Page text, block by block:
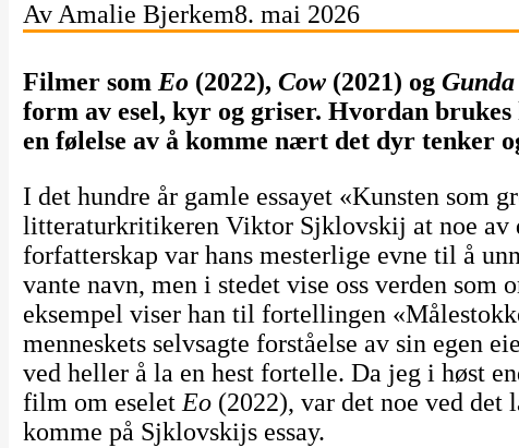
Av Amalie Bjerkem8. mai 2026
Filmer som Eo (2022), Cow (2021) og Gunda
form av esel, kyr og griser. Hvordan
en følelse av å komme nært det dyr tenker
I det hundre år gamle essayet «Kunsten som
litteraturkritikeren Viktor Sjklovskij at noe av
forfatterskap var hans mesterlige evne til å
vante navn, men i stedet vise oss verden som
eksempel viser han til fortellingen
menneskets selvsagte forståelse av sin egen
ved heller å la en hest fortelle. Da jeg i høst
film om eselet Eo(2022), var det noe ved det
komme på Sjklovskijs essay.